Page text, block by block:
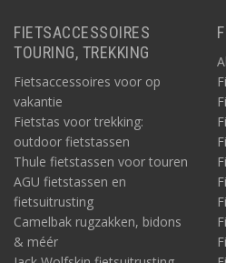
FIETSACCESSOIRES
TOURING, TREKKING
Fietsaccessoires voor op
vakantie
Fietstas voor trekking:
outdoor fietstassen
Thule fietstassen voor touren
AGU fietstassen en
fietsuitrusting
Camelbak rugzakken, bidons
& méér